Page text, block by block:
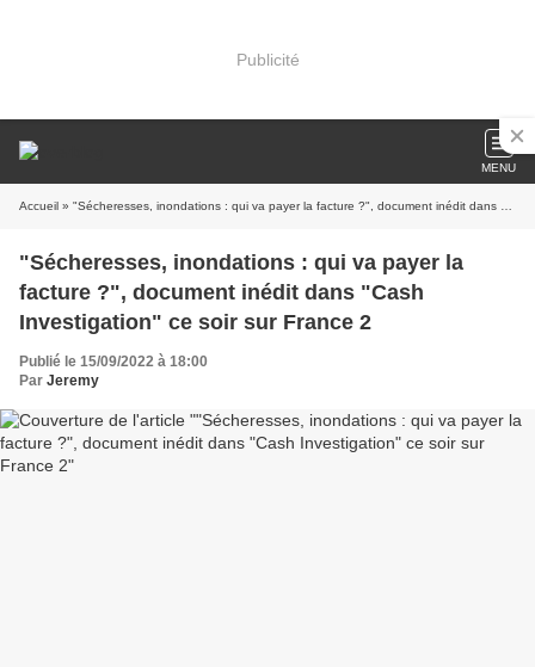
Publicité
MENU
Accueil » "Sécheresses, inondations : qui va payer la facture ?", document inédit dans "Cash Investigation" ce soir sur France 2
"Sécheresses, inondations : qui va payer la
facture ?", document inédit dans "Cash
Investigation" ce soir sur France 2
Publié le 15/09/2022 à 18:00
Par Jeremy